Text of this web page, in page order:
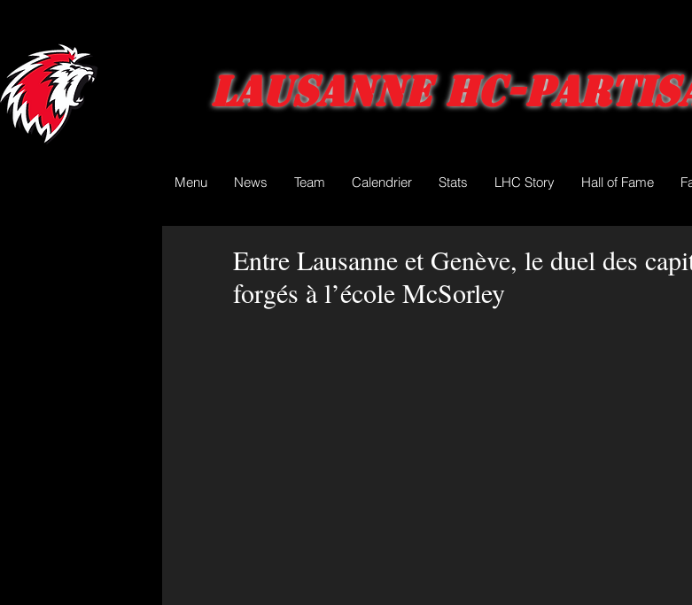
Lausanne HC-
Menu News Team Calendrier Stats LHC Story Hall of Fame
Entre Lausanne et Genève, le duel des
forgés à l’école McSorley